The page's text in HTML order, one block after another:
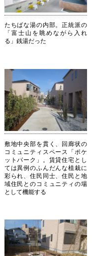
たちばな湯の内部。正統派の
「富士山を眺めながら入れ
る」銭湯だった
敷地中央部を貫く、回廊状の
コミュニティスペース「ポケ
ットパーク」。賃貸住宅とし
ては異例のふんだんな植栽に
彩られ、住民同士、住民と地
域住民とのコミュニティの場
として機能する